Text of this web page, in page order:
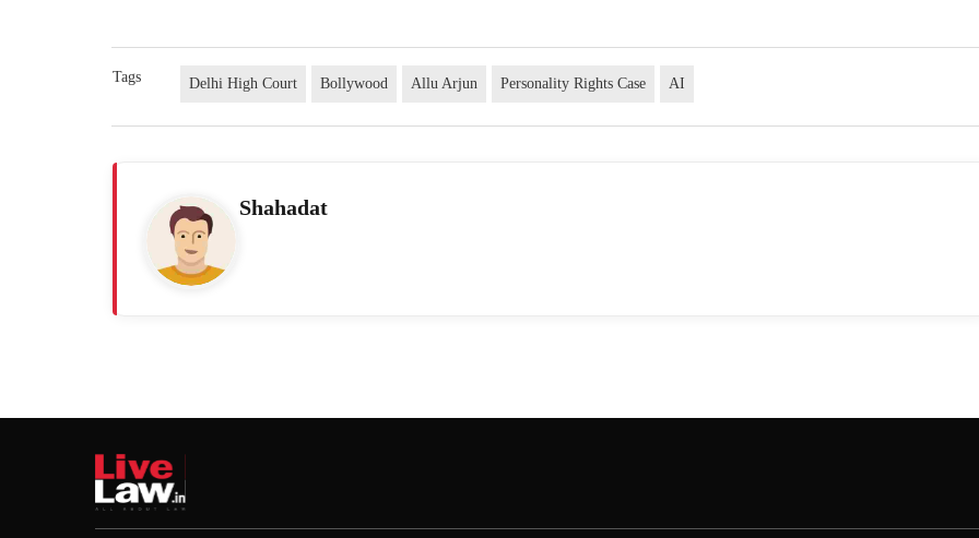
Tags Delhi High Court Bollywood Allu Arjun Personality Rights Case AI
Shahadat